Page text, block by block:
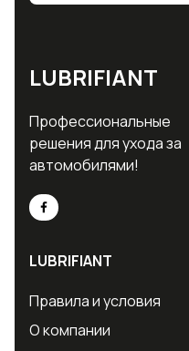
LUBRIFIANT
Профессиональные
решения для ухода за
автомобилями!
LUBRIFIANT
Правила и условия
О компании